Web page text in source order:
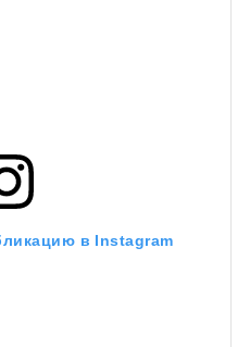
в Instagram